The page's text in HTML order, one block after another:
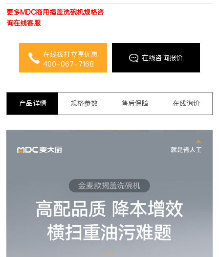
更多MDC商用揭盖洗碗机规格咨
询在线客服
在线拨打立享优惠
400-067-7168
在线咨询报价
产品详情 规格参数 售后保障 在线询价